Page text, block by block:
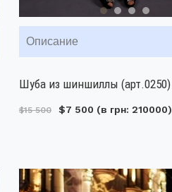
Описание
Шуба из шиншиллы (арт.0250)
$15 500 $7 500 (в грн: 210000)